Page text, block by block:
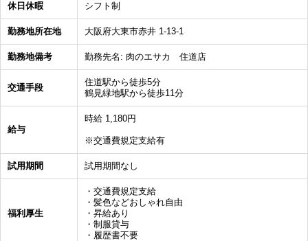
休日休暇 シフト制
勤務地所在地 大阪府大東市赤井 1-13-1
勤務地備考 勤務先名: 肉のエサカ 住道店
交通手段
住道駅から徒歩5分
鶴見緑地駅から徒歩11分
給与
時給 1,180円
※交通費規定支給有
試用期間 試用期間なし
福利厚生
・交通費規定支給
・髪色などおしゃれ自由
・昇給あり
・制服貸与
・履歴書不要